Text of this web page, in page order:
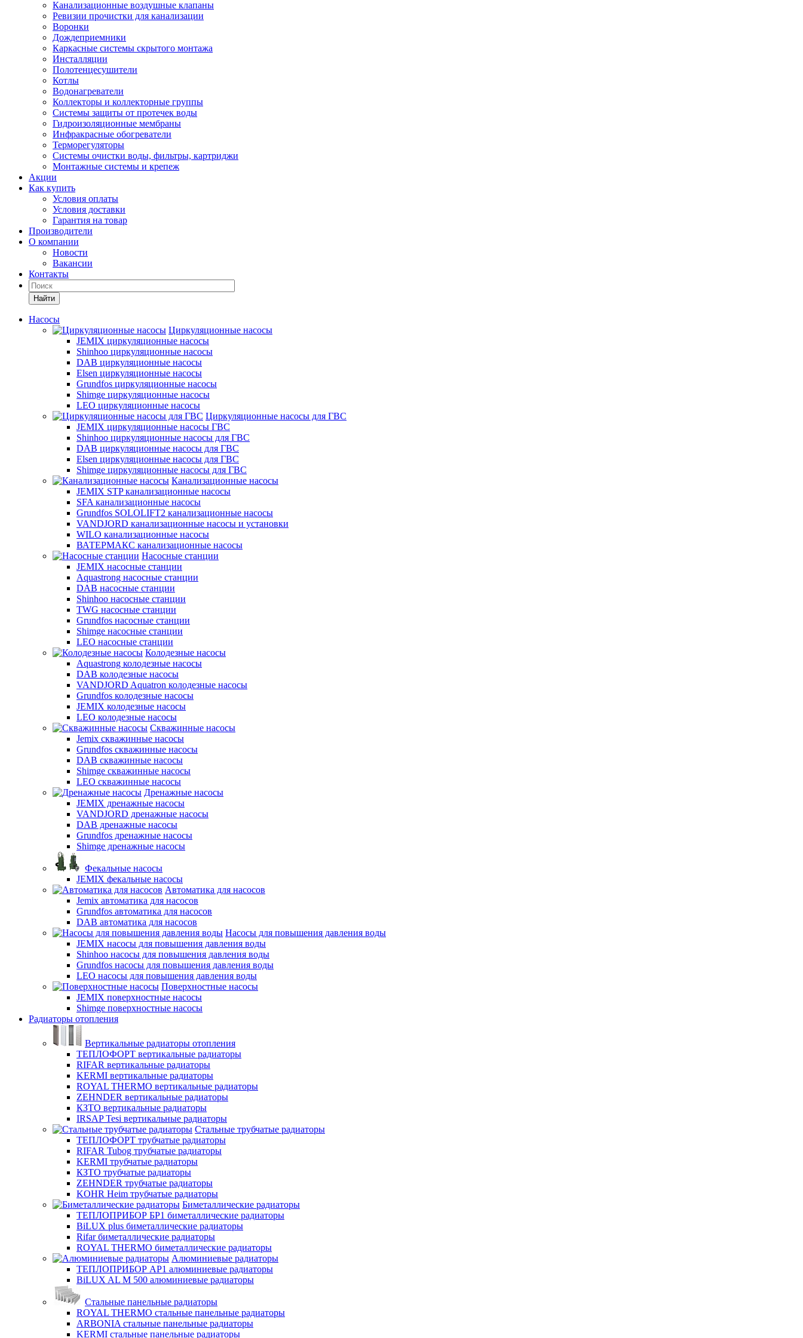
Канализационные воздушные клапаны
Ревизии прочистки для канализации
Воронки
Дождеприемники
Каркасные системы скрытого монтажа
Инсталляции
Полотенцесушители
Котлы
Водонагреватели
Коллекторы и коллекторные группы
Системы защиты от протечек воды
Гидроизоляционные мембраны
Инфракрасные обогреватели
Терморегуляторы
Системы очистки воды, фильтры, картриджи
Монтажные системы и крепеж
Акции
Как купить
Условия оплаты
Условия доставки
Гарантия на товар
Производители
О компании
Новости
Вакансии
Контакты
Найти
Насосы
Циркуляционные насосы
JEMIX циркуляционные насосы
Shinhoo циркуляционные насосы
DAB циркуляционные насосы
Elsen циркуляционные насосы
Grundfos циркуляционные насосы
Shimge циркуляционные насосы
LEO циркуляционные насосы
Циркуляционные насосы для ГВС
JEMIX циркуляционные насосы ГВС
Shinhoo циркуляционные насосы для ГВС
DAB циркуляционные насосы для ГВС
Elsen циркуляционные насосы для ГВС
Shimge циркуляционные насосы для ГВС
Канализационные насосы
JEMIX STP канализационные насосы
SFA канализационные насосы
Grundfos SOLOLIFT2 канализационные насосы
VANDJORD канализационные насосы и установки
WILO канализационные насосы
ВАТЕРМАКС канализационные насосы
Насосные станции
JEMIX насосные станции
Aquastrong насосные станции
DAB насосные станции
Shinhoo насосные станции
TWG насосные станции
Grundfos насосные станции
Shimge насосные станции
LEO насосные станции
Колодезные насосы
Aquastrong колодезные насосы
DAB колодезные насосы
VANDJORD Aquatron колодезные насосы
Grundfos колодезные насосы
JEMIX колодезные насосы
LEO колодезные насосы
Скважинные насосы
Jemix cкважинные насосы
Grundfos скважинные насосы
DAB скважинные насосы
Shimge скважинные насосы
LEO скважинные насосы
Дренажные насосы
JEMIX дренажные насосы
VANDJORD дренажные насосы
DAB дренажные насосы
Grundfos дренажные насосы
Shimge дренажные насосы
Фекальные насосы
JEMIX фекальные насосы
Автоматика для насосов
Jemix автоматика для насосов
Grundfos автоматика для насосов
DAB автоматика для насосов
Насосы для повышения давления воды
JEMIX насосы для повышения давления воды
Shinhoo насосы для повышения давления воды
Grundfos насосы для повышения давления воды
LEO насосы для повышения давления воды
Поверхностные насосы
JEMIX поверхностные насосы
Shimge поверхностные насосы
Радиаторы отопления
Вертикальные радиаторы отопления
ТЕПЛОФОРТ вертикальные радиаторы
RIFAR вертикальные радиаторы
KERMI вертикальные радиаторы
ROYAL THERMO вертикальные радиаторы
ZEHNDER вертикальные радиаторы
КЗТО вертикальные радиаторы
IRSAP Tesi вертикальные радиаторы
Стальные трубчатые радиаторы
ТЕПЛОФОРТ трубчатые радиаторы
RIFAR Tubog трубчатые радиаторы
KERMI трубчатые радиаторы
КЗТО трубчатые радиаторы
ZEHNDER трубчатые радиаторы
KOHR Heim трубчатые радиаторы
Биметаллические радиаторы
ТЕПЛОПРИБОР БР1 биметаллические радиаторы
BiLUX plus биметаллические радиаторы
Rifar биметаллические радиаторы
ROYAL THERMO биметаллические радиаторы
Алюминиевые радиаторы
ТЕПЛОПРИБОР АР1 алюминиевые радиаторы
BiLUX AL M 500 алюминиевые радиаторы
Стальные панельные радиаторы
ROYAL THERMO стальные панельные радиаторы
ARBONIA стальные панельные радиаторы
KERMI стальные панельные радиаторы